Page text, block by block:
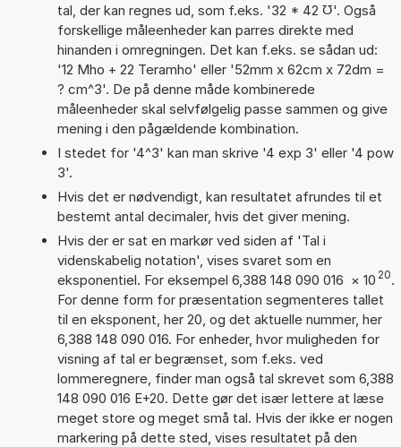
tal, der kan regnes ud, som f.eks. '32 * 42 ℧'. Også
forskellige måleenheder kan parres direkte med
hinanden i omregningen. Det kan f.eks. se sådan ud:
'12 Mho + 22 Teramho' eller '52mm x 62cm x 72dm =
? cm^3'. De på denne måde kombinerede
måleenheder skal selvfølgelig passe sammen og give
mening i den pågældende kombination.
I stedet for '4^3' kan man skrive '4 exp 3' eller '4 pow
3'.
Hvis det er nødvendigt, kan resultatet afrundes til et
bestemt antal decimaler, hvis det giver mening.
Hvis der er sat en markør ved siden af 'Tal i
videnskabelig notation', vises svaret som en
eksponentiel. For eksempel 6,388 148 090 016 × 10 20.
For denne form for præsentation segmenteres tallet
til en eksponent, her 20, og det aktuelle nummer, her
6,388 148 090 016. For enheder, hvor muligheden for
visning af tal er begrænset, som f.eks. ved
lommeregnere, finder man også tal skrevet som 6,388
148 090 016 E+20. Dette gør det især lettere at læse
meget store og meget små tal. Hvis der ikke er nogen
markering på dette sted, vises resultatet på den